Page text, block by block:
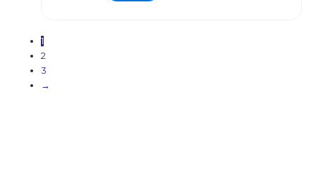
1
2
3
→